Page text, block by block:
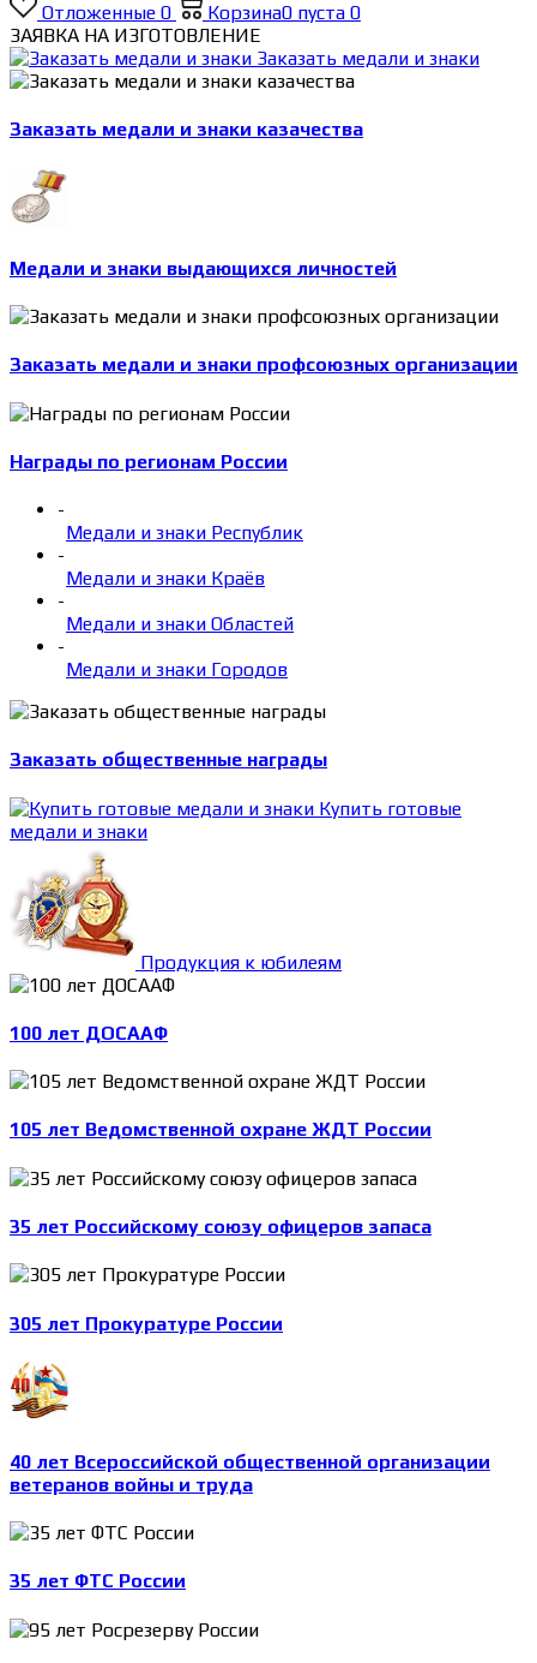
Отложенные 0 Корзина0 пуста 0
ЗАЯВКА НА ИЗГОТОВЛЕНИЕ
Заказать медали и знаки
Заказать медали и знаки казачества
Медали и знаки выдающихся личностей
Заказать медали и знаки профсоюзных организации
Награды по регионам России
-
Медали и знаки Республик
-
Медали и знаки Краёв
-
Медали и знаки Областей
-
Медали и знаки Городов
Заказать общественные награды
Купить готовые
медали и знаки
Продукция к юбилеям
100 лет ДОСААФ
105 лет Ведомственной охране ЖДТ России
35 лет Российскому союзу офицеров запаса
305 лет Прокуратуре России
40 лет Всероссийской общественной организации
ветеранов войны и труда
35 лет ФТС России